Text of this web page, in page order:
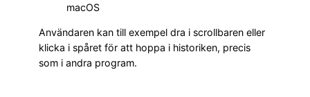
macOS
Användaren kan till exempel dra i scrollbaren eller
klicka i spåret för att hoppa i historiken, precis
som i andra program.